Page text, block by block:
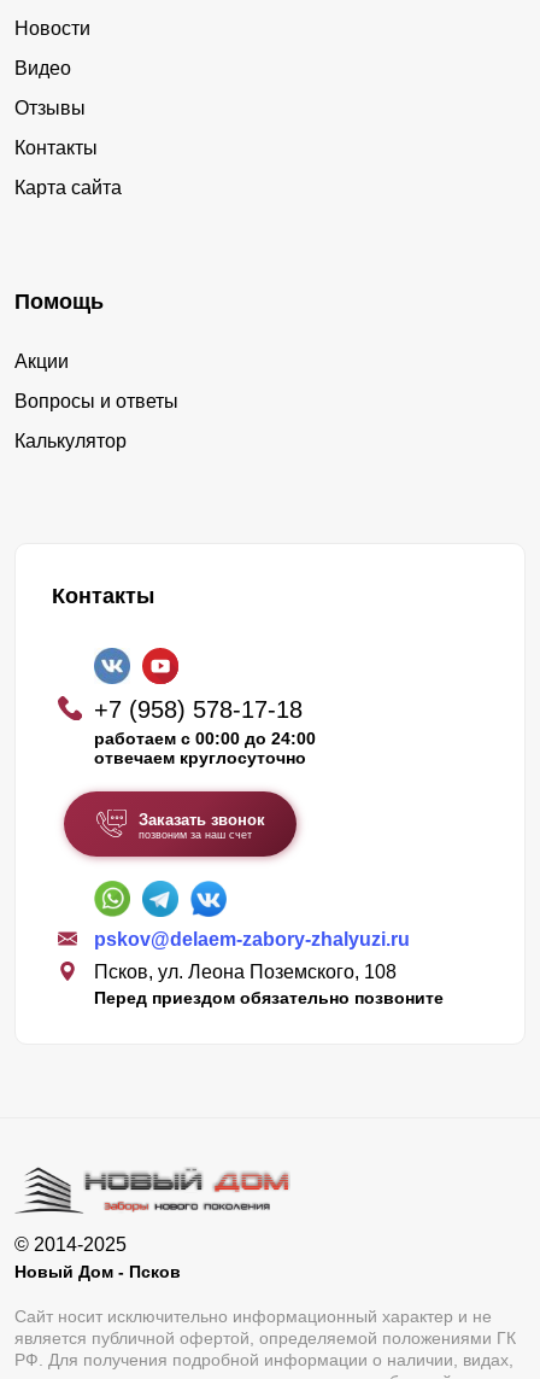
Новости
Видео
Отзывы
Контакты
Карта сайта
Помощь
Акции
Вопросы и ответы
Калькулятор
Контакты
+7 (958) 578-17-18
работаем с 00:00 до 24:00
отвечаем круглосуточно
Заказать звонок
позвоним за наш счет
pskov@delaem-zabory-zhalyuzi.ru
Псков, ул. Леона Поземского, 108
Перед приездом обязательно позвоните
© 2014-2025
Новый Дом - Псков
Сайт носит исключительно информационный характер и не
является публичной офертой, определяемой положениями ГК
РФ. Для получения подробной информации о наличии, видах,